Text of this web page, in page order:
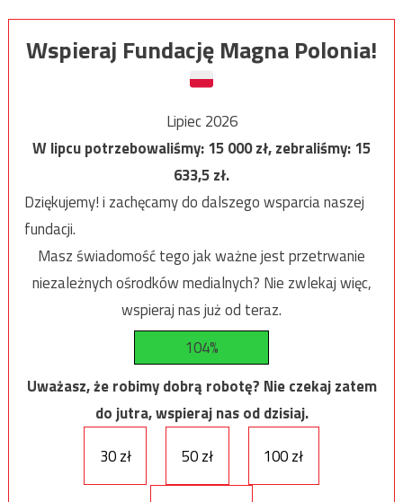
Wspieraj Fundację Magna Polonia!
Lipiec 2026
W lipcu potrzebowaliśmy:15 000zł, zebraliśmy:15
633,5zł.
Dziękujemy! i zachęcamy do dalszego wsparcia naszej
fundacji.
Masz świadomość tego jak ważne jest przetrwanie
niezależnych ośrodków medialnych? Nie zwlekaj więc,
wspieraj nas już od teraz.
104%
Uważasz, że robimy dobrą robotę? Nie czekaj zatem
do jutra, wspieraj nas od dzisiaj.
30 zł
50 zł 100 zł